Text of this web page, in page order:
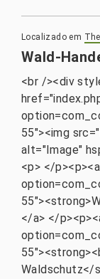
Localizado em
Wald-
<br /><div
55"><img
alt="Image"
<p> </
</a> </
Waldschutz</